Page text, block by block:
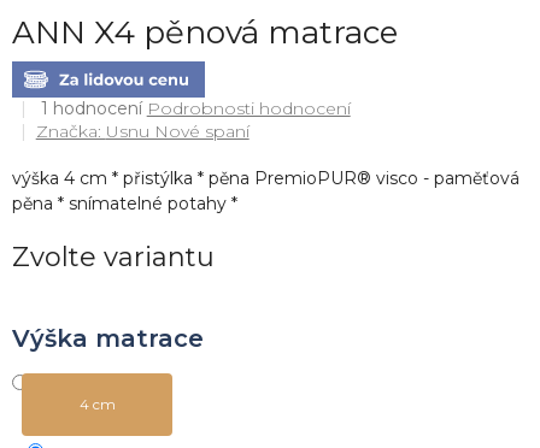
ANN X4 pěnová matrace
Průměrné
hodnocení
je
5,0
hvězdiček.
1 hodnocení Podrobnosti hodnocení
Značka: Usnu Nové spaní
Zvolte variantu
Výška matrace
4 cm
výška 4 cm * přistýlka * pěna PremioPUR® visco - paměťová
pěna * snímatelné potahy *